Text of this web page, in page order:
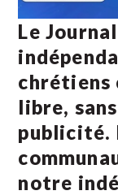
Le
chrétiens
libre,
publicité.
notre